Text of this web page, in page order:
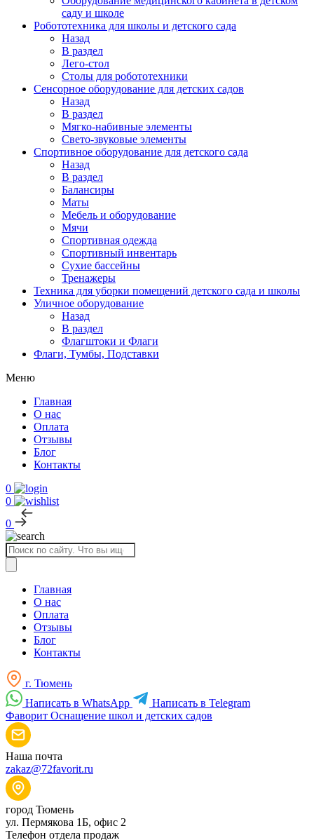
саду и школе
Робототехника для школы и детского сада
Назад
В раздел
Лего-стол
Столы для робототехники
Сенсорное оборудование для детских садов
Назад
В раздел
Мягко-набивные элементы
Свето-звуковые элементы
Спортивное оборудование для детского сада
Назад
В раздел
Балансиры
Маты
Мебель и оборудование
Мячи
Спортивная одежда
Спортивный инвентарь
Сухие бассейны
Тренажеры
Техника для уборки помещений детского сада и школы
Уличное оборудование
Назад
В раздел
Флагштоки и Флаги
Флаги, Тумбы, Подставки
Меню
Главная
О нас
Оплата
Отзывы
Блог
Контакты
0
0
0
Поиск
товаров
Главная
О нас
Оплата
Отзывы
Блог
Контакты
г. Тюмень
Написать в WhatsApp
Написать в Telegram
Фаворит Оснащение школ и детских садов
Наша почта
zakaz@72favorit.ru
город Тюмень
ул. Пермякова 1Б, офис 2
Телефон отдела продаж